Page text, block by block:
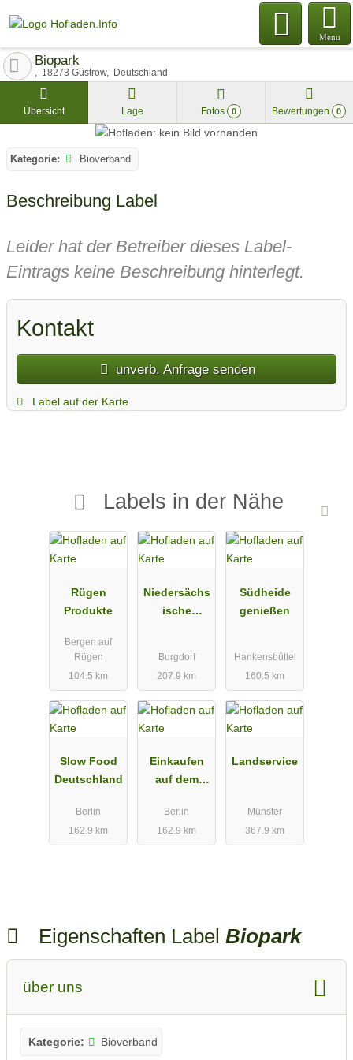
Menu
Biopark
18273 Güstrow Deutschland
Übersicht Lage Fotos 0 Bewertungen 0
Kategorie: Bioverband
Beschreibung Label
Leider hat der Betreiber dieses Label-
Eintrags keine Beschreibung hinterlegt.
Kontakt
unverb. Anfrage senden
Label auf der Karte
Labels in der Nähe
Rügen
Produkte
Bergen auf
Rügen
104.5 km
Niedersächs
ische
Burgdorf
207.9 km
Südheide
genießen
Hankensbüttel
160.5 km
Slow Food
Deutschland
Berlin
162.9 km
Einkaufen
auf dem
Berlin
162.9 km
Landservice
Münster
367.9 km
Eigenschaften Label Biopark
über uns
Kategorie: Bioverband